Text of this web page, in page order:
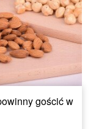
gościć w